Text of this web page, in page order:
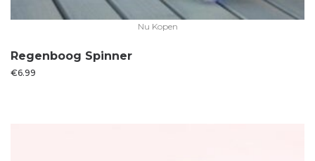
Nu Kopen
Regenboog Spinner
€6.99